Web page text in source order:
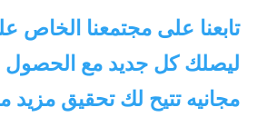
تابعنا على مجتمعنا الخاص
ليصلك كل جديد مع
مجانيه تتيح لك تحقيق مزيد